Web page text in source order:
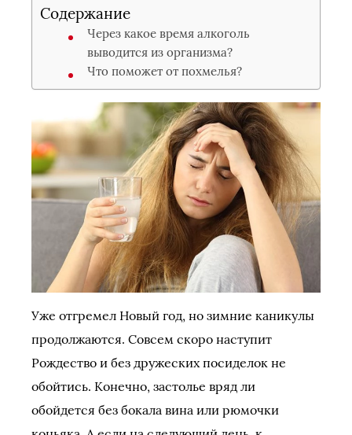
Содержание
Через какое время алкоголь
выводится из организма?
Что поможет от похмелья?
Уже отгремел Новый год, но зимние каникулы
продолжаются. Совсем скоро наступит
Рождество и без дружеских посиделок не
обойтись. Конечно, застолье вряд ли
обойдется без бокала вина или рюмочки